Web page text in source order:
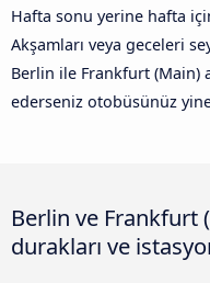
Hafta sonu yerine hafta
Akşamları veya geceleri
Berlin ile Frankfurt (Main)
ederseniz otobüsünüz
Berlin ve Frankfurt
durakları ve